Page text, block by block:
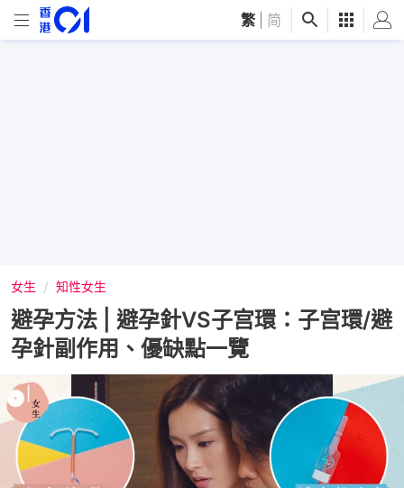
繁 简
女生 知性女生
避孕方法 | 避孕針VS子宫環：子宫環/避
孕針副作用、優缺點一覽